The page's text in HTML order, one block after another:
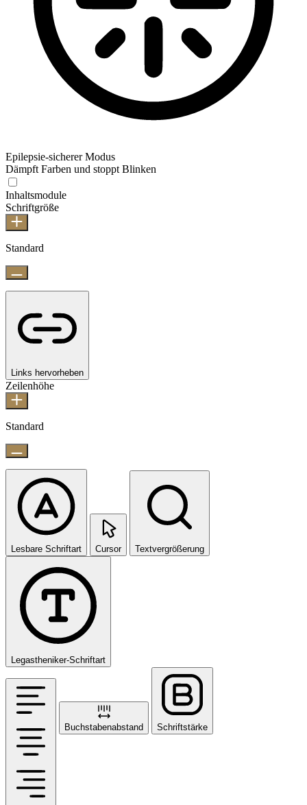
Epilepsie-sicherer Modus
Dämpft Farben und stoppt Blinken
Inhaltsmodule
Schriftgröße
Standard
Links hervorheben
Zeilenhöhe
Standard
Lesbare Schriftart Cursor Textvergrößerung
Legastheniker-Schriftart
Buchstabenabstand Schriftstärke